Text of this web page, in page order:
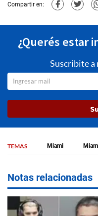
Compartir en:
¿Querés estar
Suscribite
TEMAS Miami
Notas relacionadas